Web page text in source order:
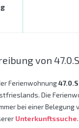
von
Ferienwohnung
Die
bei einer
Unterkunftssuche.